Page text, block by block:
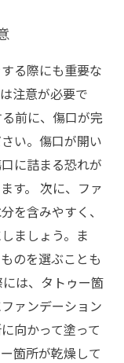
る際にも重要な
注意が必要で
前に、傷口が完
い。傷口が開い
に詰まる恐れが
す。 次に、ファ
を含みやすく、
ましょう。ま
のを選ぶことも
は、タトゥー箇
ァンデーション
向かって塗って
箇所が乾燥して